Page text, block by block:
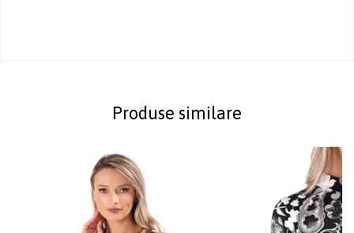
Produse similare